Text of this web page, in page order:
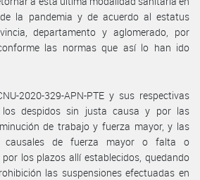
la pandemia y de acuerdo al estatus
departamento y aglomerado, por
las normas que así lo han ido
2020-329-APN-PTE y sus respectivas
los despidos sin justa causa y por las
de trabajo y fuerza mayor, y las
causales de fuerza mayor o falta o
los plazos allí establecidos, quedando
las suspensiones efectuadas en